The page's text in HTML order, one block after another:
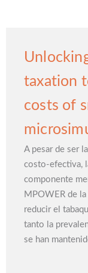
taxation
costs of
A pesar de ser
costo-efectiva,
componente
MPOWER de
reducir el
tanto la
se han